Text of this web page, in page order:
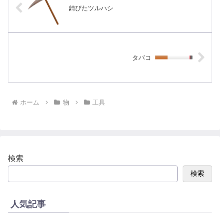
錆びたツルハシ
タバコ
ホーム 物 工具
検索
検索
人気記事